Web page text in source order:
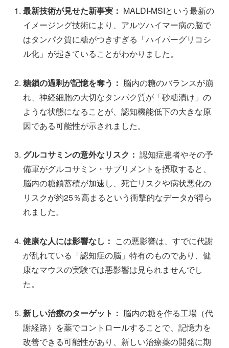
最新技術が見せた新事実： MALDI-MSIという最新の
イメージング技術により、アルツハイマー病の脳で
はタンパク質に糖がつきすぎる「ハイパーグリコシ
ル化」が起きていることがわかりました。
糖鎖の過剰が記憶を奪う： 脳内の糖のバランスが崩
れ、神経細胞の大切なタンパク質が「砂糖漬け」の
ような状態になることが、認知機能低下の大きな原
因である可能性が示されました。
グルコサミンの意外なリスク： 認知症患者やその予
備軍がグルコサミン・サプリメントを摂取すると、
脳内の糖鎖蓄積が加速し、死亡リスクや病状悪化の
リスクが約25％高まるという衝撃的なデータが得ら
れました。
健康な人には影響なし： この悪影響は、すでに代謝
が乱れている「認知症の脳」特有のものであり、健
康なマウスの実験では悪影響は見られませんでし
た。
新しい治療のターゲット： 脳内の糖を作る工場（代
謝経路）を薬でコントロールすることで、記憶力を
改善できる可能性があり、新しい治療薬の開発に期